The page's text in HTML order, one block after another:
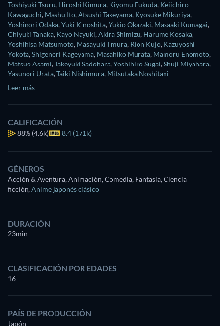
Toshiyuki Tsuru, Hiroshi Kimura, Kiyomu Fukuda, Keiichiro
Kawaguchi, Mashu Itō,Atsushi Takeyama, Kyosuke Mikuriya,
Yoshinori Odaka,Yuki Kinoshita,Yukio Okazaki, Masaaki Kumagai,
Chiyuki Tanaka, Kayo Nayuki,Akira Shimizu, Harume Kosaka,
Yoshihisa Matsumoto, Masayuki Iimura, Rion Kujo, Kazuyoshi
Yokota,Shigenori Kageyama, Masahiko Murata, Mamoru Enomoto,
Matsuo Asami,Takeyuki Sadohara,Yoshihiro Sugai,Shuji Miyahara,
Yasunori Urata,Taiki Nishimura, Mitsutaka Noshitani
Leer más
CALIFICACIÓN
88% (4.6k) 8.4 (171k)
GÉNEROS
Acción & Aventura, Animación, Comedia, Fantasía, Ciencia
ficción,Anime japonés clásico
DURACIÓN
23min
CLASIFICACIÓN POR EDADES
16
PAÍS DE PRODUCCIÓN
Japón